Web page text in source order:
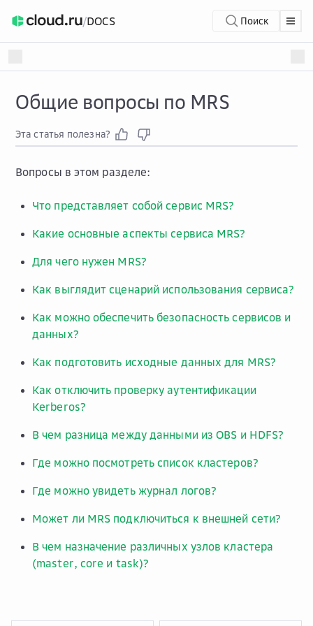
/DOCS Поиск
Общие вопросы по MRS
Эта статья полезна?
Вопросы в этом разделе:
Что представляет собой сервис MRS?
Какие основные аспекты сервиса MRS?
Для чего нужен MRS?
Как выглядит сценарий использования сервиса?
Как можно обеспечить безопасность сервисов и
данных?
Как подготовить исходные данных для MRS?
Как отключить проверку аутентификации
Kerberos?
В чем разница между данными из OBS и HDFS?
Где можно посмотреть список кластеров?
Где можно увидеть журнал логов?
Может ли MRS подключиться к внешней сети?
В чем назначение различных узлов кластера
(master, core и task)?